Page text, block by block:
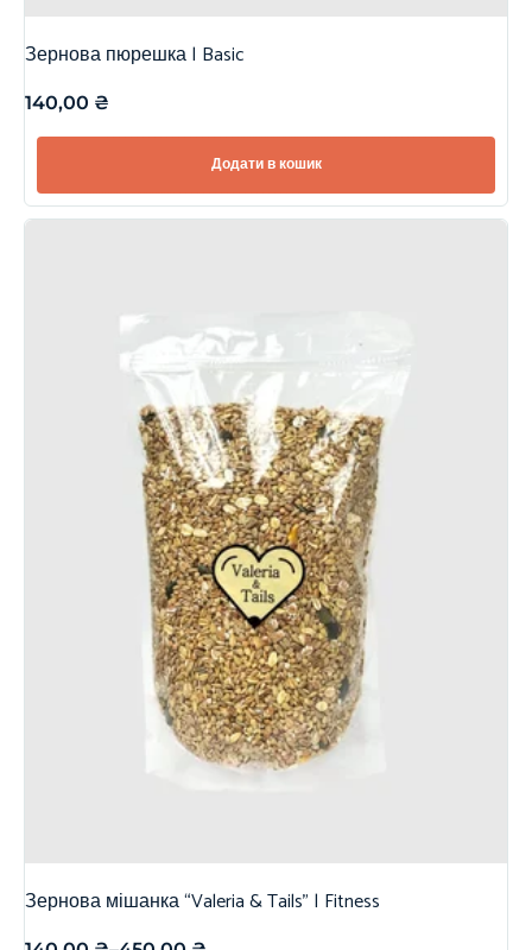
Зернова пюрешка | Basic
140,00 ₴
Додати в кошик
Зернова мішанка “Valeria & Tails” | Fitness